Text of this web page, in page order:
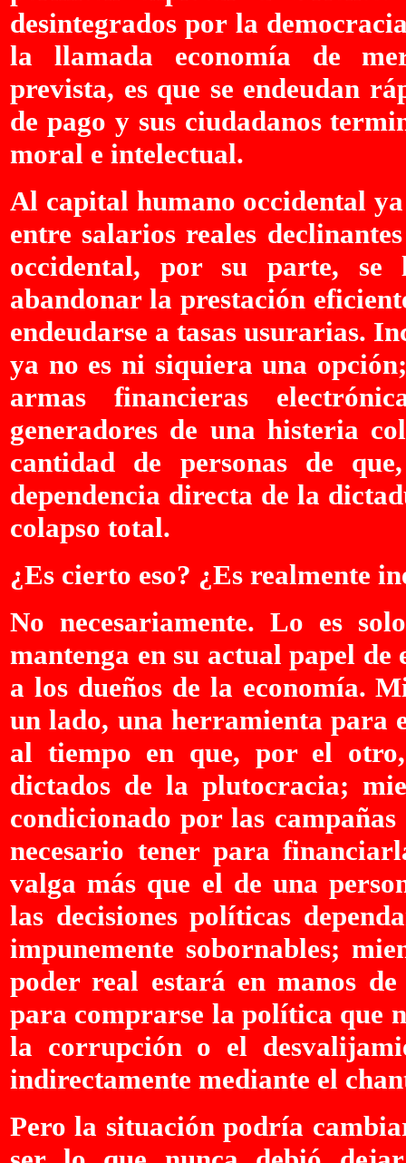
desintegrados por la
la llamada economía de
prevista, es que se endeudan
de pago y sus ciudadanos
moral e intelectual.
Al capital humano occidental
entre salarios reales
occidental, por su parte,
abandonar la prestación
endeudarse a tasas usurarias.
ya no es ni siquiera una
armas financieras
generadores de una histeria
cantidad de personas de
dependencia directa de la
colapso total.
¿Es cierto eso? ¿Es realmente
No necesariamente. Lo es
mantenga en su actual papel
a los dueños de la economía.
un lado, una herramienta para
al tiempo en que, por el
dictados de la plutocracia;
condicionado por las
necesario tener para
valga más que el de una
las decisiones políticas
impunemente sobornables;
poder real estará en manos
para comprarse la política que
la corrupción o el
indirectamente mediante el
Pero la situación podría